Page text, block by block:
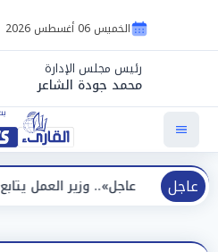
الخميس 06 أغسطس 2026
رئيس مجلس الإدارة
محمد جودة الشاعر
عاجل
وزير العمل يتابع تداعيات